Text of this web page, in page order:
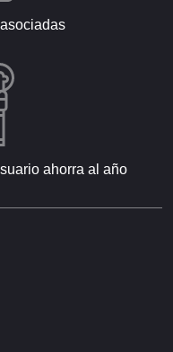
ahorra al año